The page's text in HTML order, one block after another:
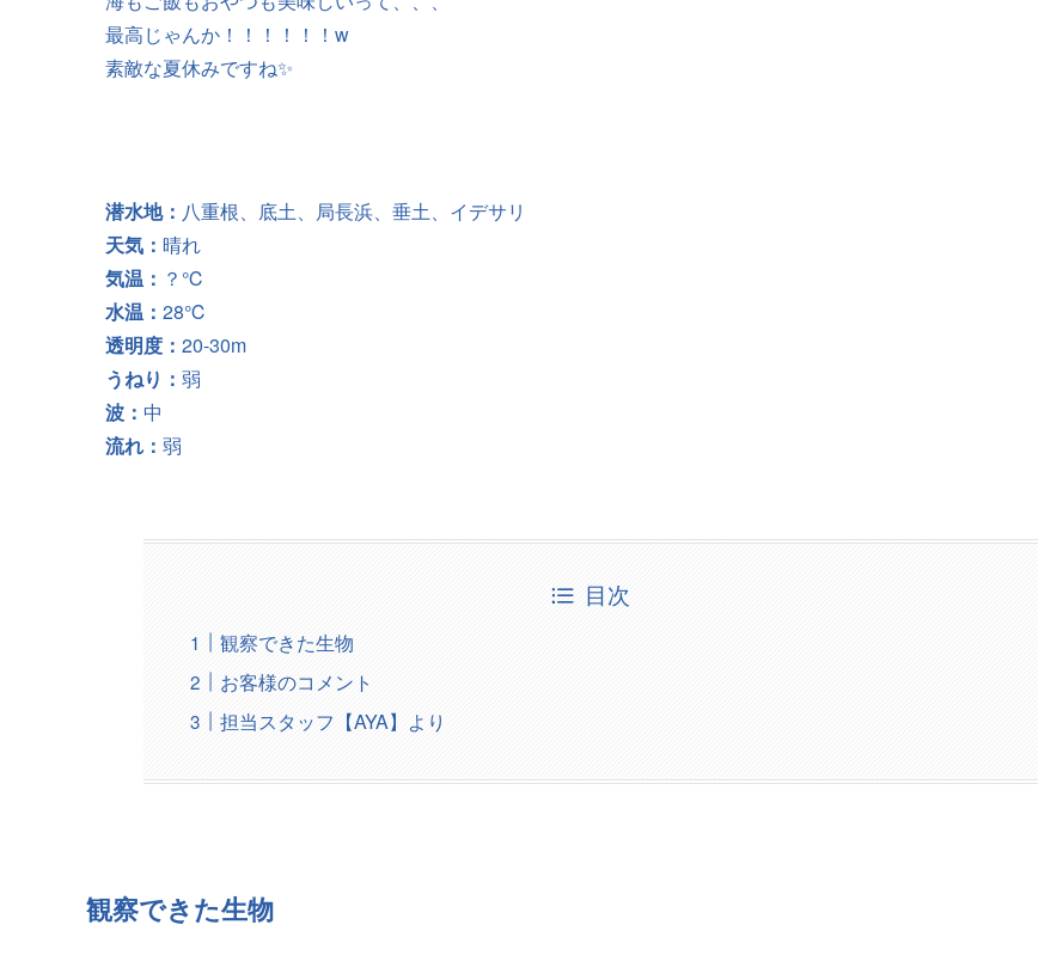
最高じゃんか！！！！！！w
素敵な夏休みですね✨
潜水地： 八重根、底土、局長浜、垂土、イデサリ
天気： 晴れ
気温： ？℃
水温： 28℃
透明度： 20-30m
うねり： 弱
波： 中
流れ： 弱
目次
観察できた生物
お客様のコメント
担当スタッフ【AYA】より
観察できた生物